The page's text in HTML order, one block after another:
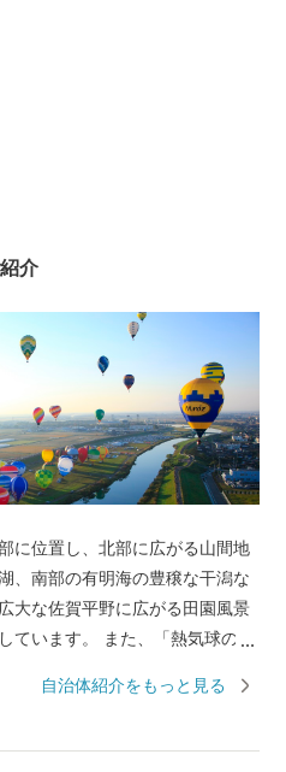
介
に位置し、北部に広がる山間地
、南部の有明海の豊穣な干潟な
大な佐賀平野に広がる田園風景
ています。 また、「熱気球の
ナルバルーンフェスタ」を開催
自治体紹介をもっと見る